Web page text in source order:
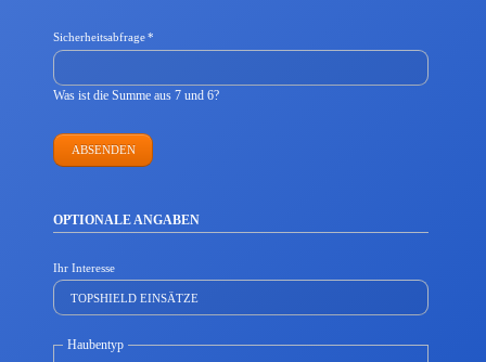
Pflichtfeld
Sicherheitsabfrage*
Was ist die Summe aus 7 und 6?
ABSENDEN
OPTIONALE ANGABEN
Ihr Interesse
Haubentyp